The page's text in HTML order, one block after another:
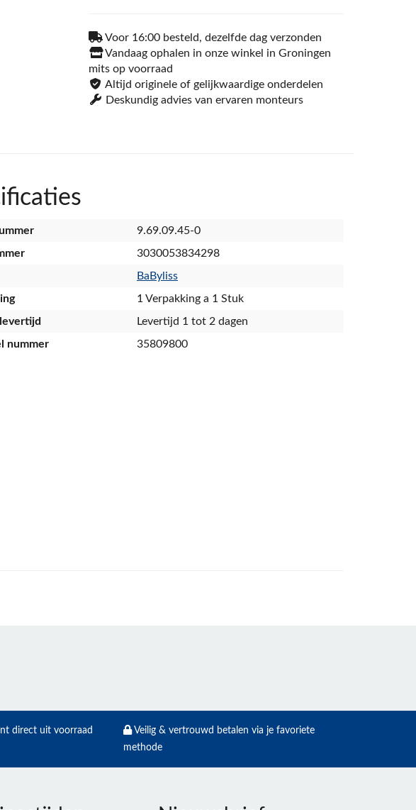
Voor 16:00 besteld, dezelfde dag verzonden
Vandaag ophalen in onze winkel in Groningen
mits op voorraad
Altijd originele of gelijkwaardige onderdelen
Deskundig advies van ervaren monteurs
9.69.09.45-0
3030053834298
BaByliss
1 Verpakking a 1 Stuk
Levertijd 1 tot 2 dagen
nummer
35809800
direct uit voorraad
Veilig & vertrouwd betalen via je favoriete
methode